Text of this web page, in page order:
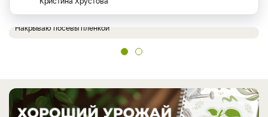
Накрываю посевы пленкой